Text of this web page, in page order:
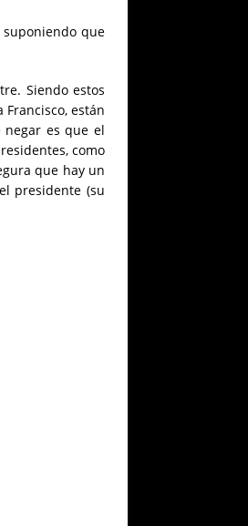
que
Siendo estos
están
es que el
como
que hay un
presidente (su